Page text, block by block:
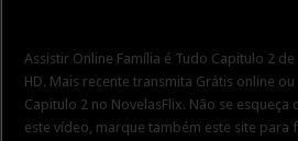
Assistir Online Família é Tudo Capitulo 2
HD. Mais recente transmita Grátis online
Capitulo 2 no NovelasFlix. Não se
este vídeo, marque também este site